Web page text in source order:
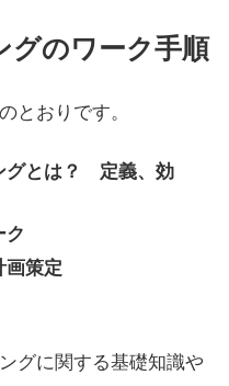
グのワーク手順
とおりです。
グとは？ 定義、効
ク
画策定
グに関する基礎知識や